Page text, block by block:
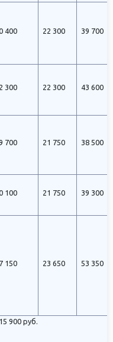
400 22 300 39 700
300 22 300 43 600
700 21 750 38 500
100 21 750 39 300
150 23 650 53 350
15 900 руб.